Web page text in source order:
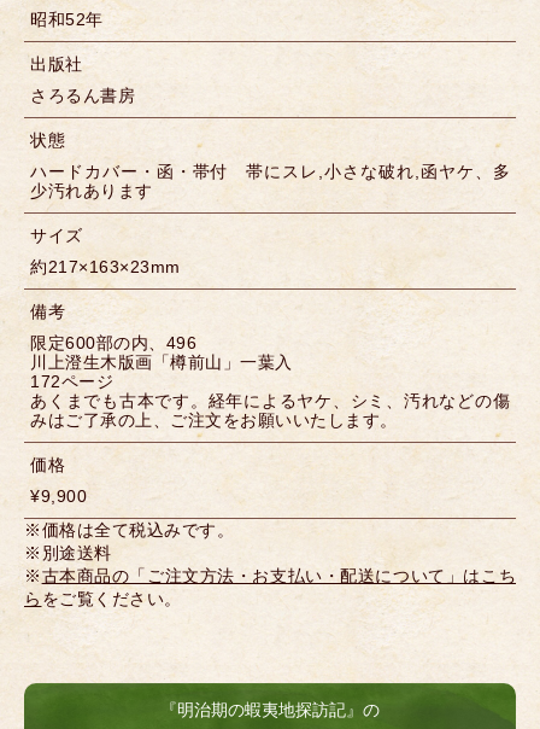
昭和52年
出版社
さろるん書房
状態
ハードカバー・函・帯付 帯にスレ,小さな破れ,函ヤケ、多
少汚れあります
サイズ
約217×163×23mm
備考
限定600部の内、496
川上澄生木版画「樽前山」一葉入
172ページ
あくまでも古本です。経年によるヤケ、シミ、汚れなどの傷
みはご了承の上、ご注文をお願いいたします。
価格
¥9,900
※価格は全て税込みです。
※別途送料
※古本商品の「ご注文方法・お支払い・配送について」はこち
ら をご覧ください。
『明治期の蝦夷地探訪記』の